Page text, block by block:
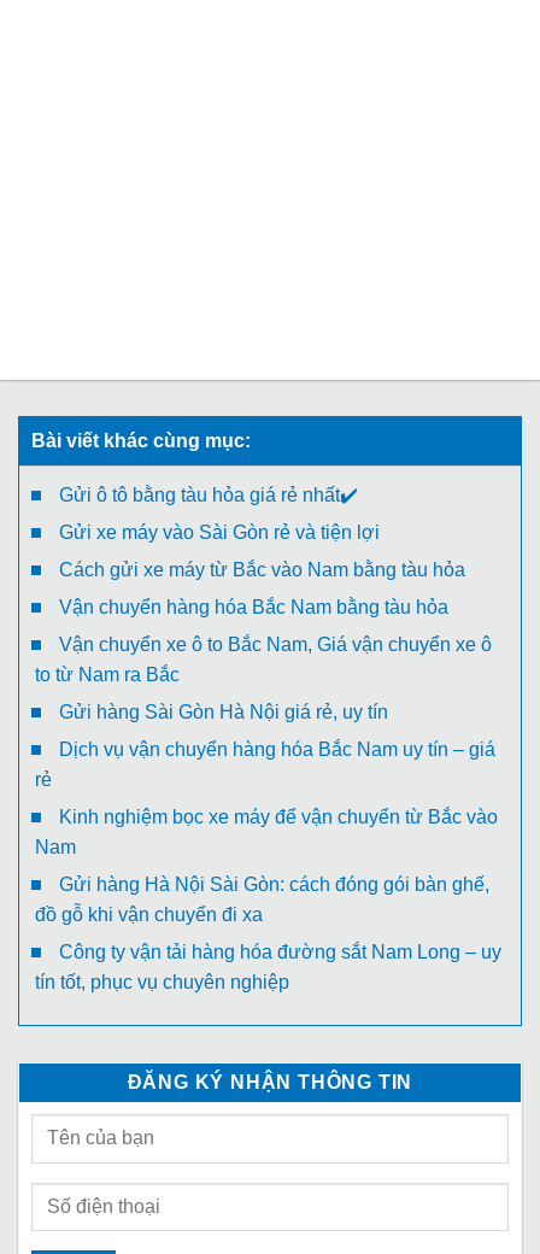
Bài viết khác cùng mục:
Gửi ô tô bằng tàu hỏa giá rẻ nhất✔️
Gửi xe máy vào Sài Gòn rẻ và tiện lợi
Cách gửi xe máy từ Bắc vào Nam bằng tàu hỏa
Vận chuyển hàng hóa Bắc Nam bằng tàu hỏa
Vận chuyển xe ô to Bắc Nam, Giá vận chuyển xe ô
to từ Nam ra Bắc
Gửi hàng Sài Gòn Hà Nội giá rẻ, uy tín
Dịch vụ vận chuyển hàng hóa Bắc Nam uy tín – giá
rẻ
Kinh nghiệm bọc xe máy để vận chuyển từ Bắc vào
Nam
Gửi hàng Hà Nội Sài Gòn: cách đóng gói bàn ghế,
đồ gỗ khi vận chuyển đi xa
Công ty vận tải hàng hóa đường sắt Nam Long – uy
tín tốt, phục vụ chuyên nghiệp
ĐĂNG KÝ NHẬN THÔNG TIN